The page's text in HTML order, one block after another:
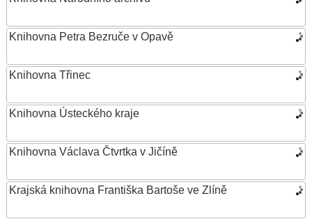
Knihovna Petra Bezruče v Opavě
Knihovna Třinec
Knihovna Ústeckého kraje
Knihovna Václava Čtvrtka v Jičíně
Krajská knihovna Františka Bartoše ve Zlíně